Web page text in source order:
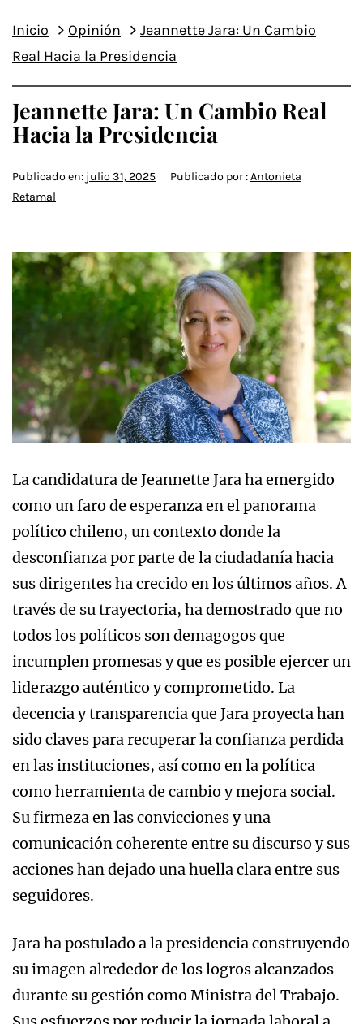
Inicio Opinión
Jeannette Jara: Un Cambio
Real Hacia la Presidencia
Jeannette Jara: Un Cambio Real
Hacia la Presidencia
Publicado en: julio 31, 2025 Publicado por :Antonieta
Retamal
La candidatura de Jeannette Jara ha emergido
como un faro de esperanza en el panorama
político chileno, un contexto donde la
desconfianza por parte de la ciudadanía hacia
sus dirigentes ha crecido en los últimos años. A
través de su trayectoria, ha demostrado que no
todos los políticos son demagogos que
incumplen promesas y que es posible ejercer un
liderazgo auténtico y comprometido. La
decencia y transparencia que Jara proyecta han
sido claves para recuperar la confianza perdida
en las instituciones, así como en la política
como herramienta de cambio y mejora social.
Su firmeza en las convicciones y una
comunicación coherente entre su discurso y sus
acciones han dejado una huella clara entre sus
seguidores.
Jara ha postulado a la presidencia construyendo
su imagen alrededor de los logros alcanzados
durante su gestión como Ministra del Trabajo.